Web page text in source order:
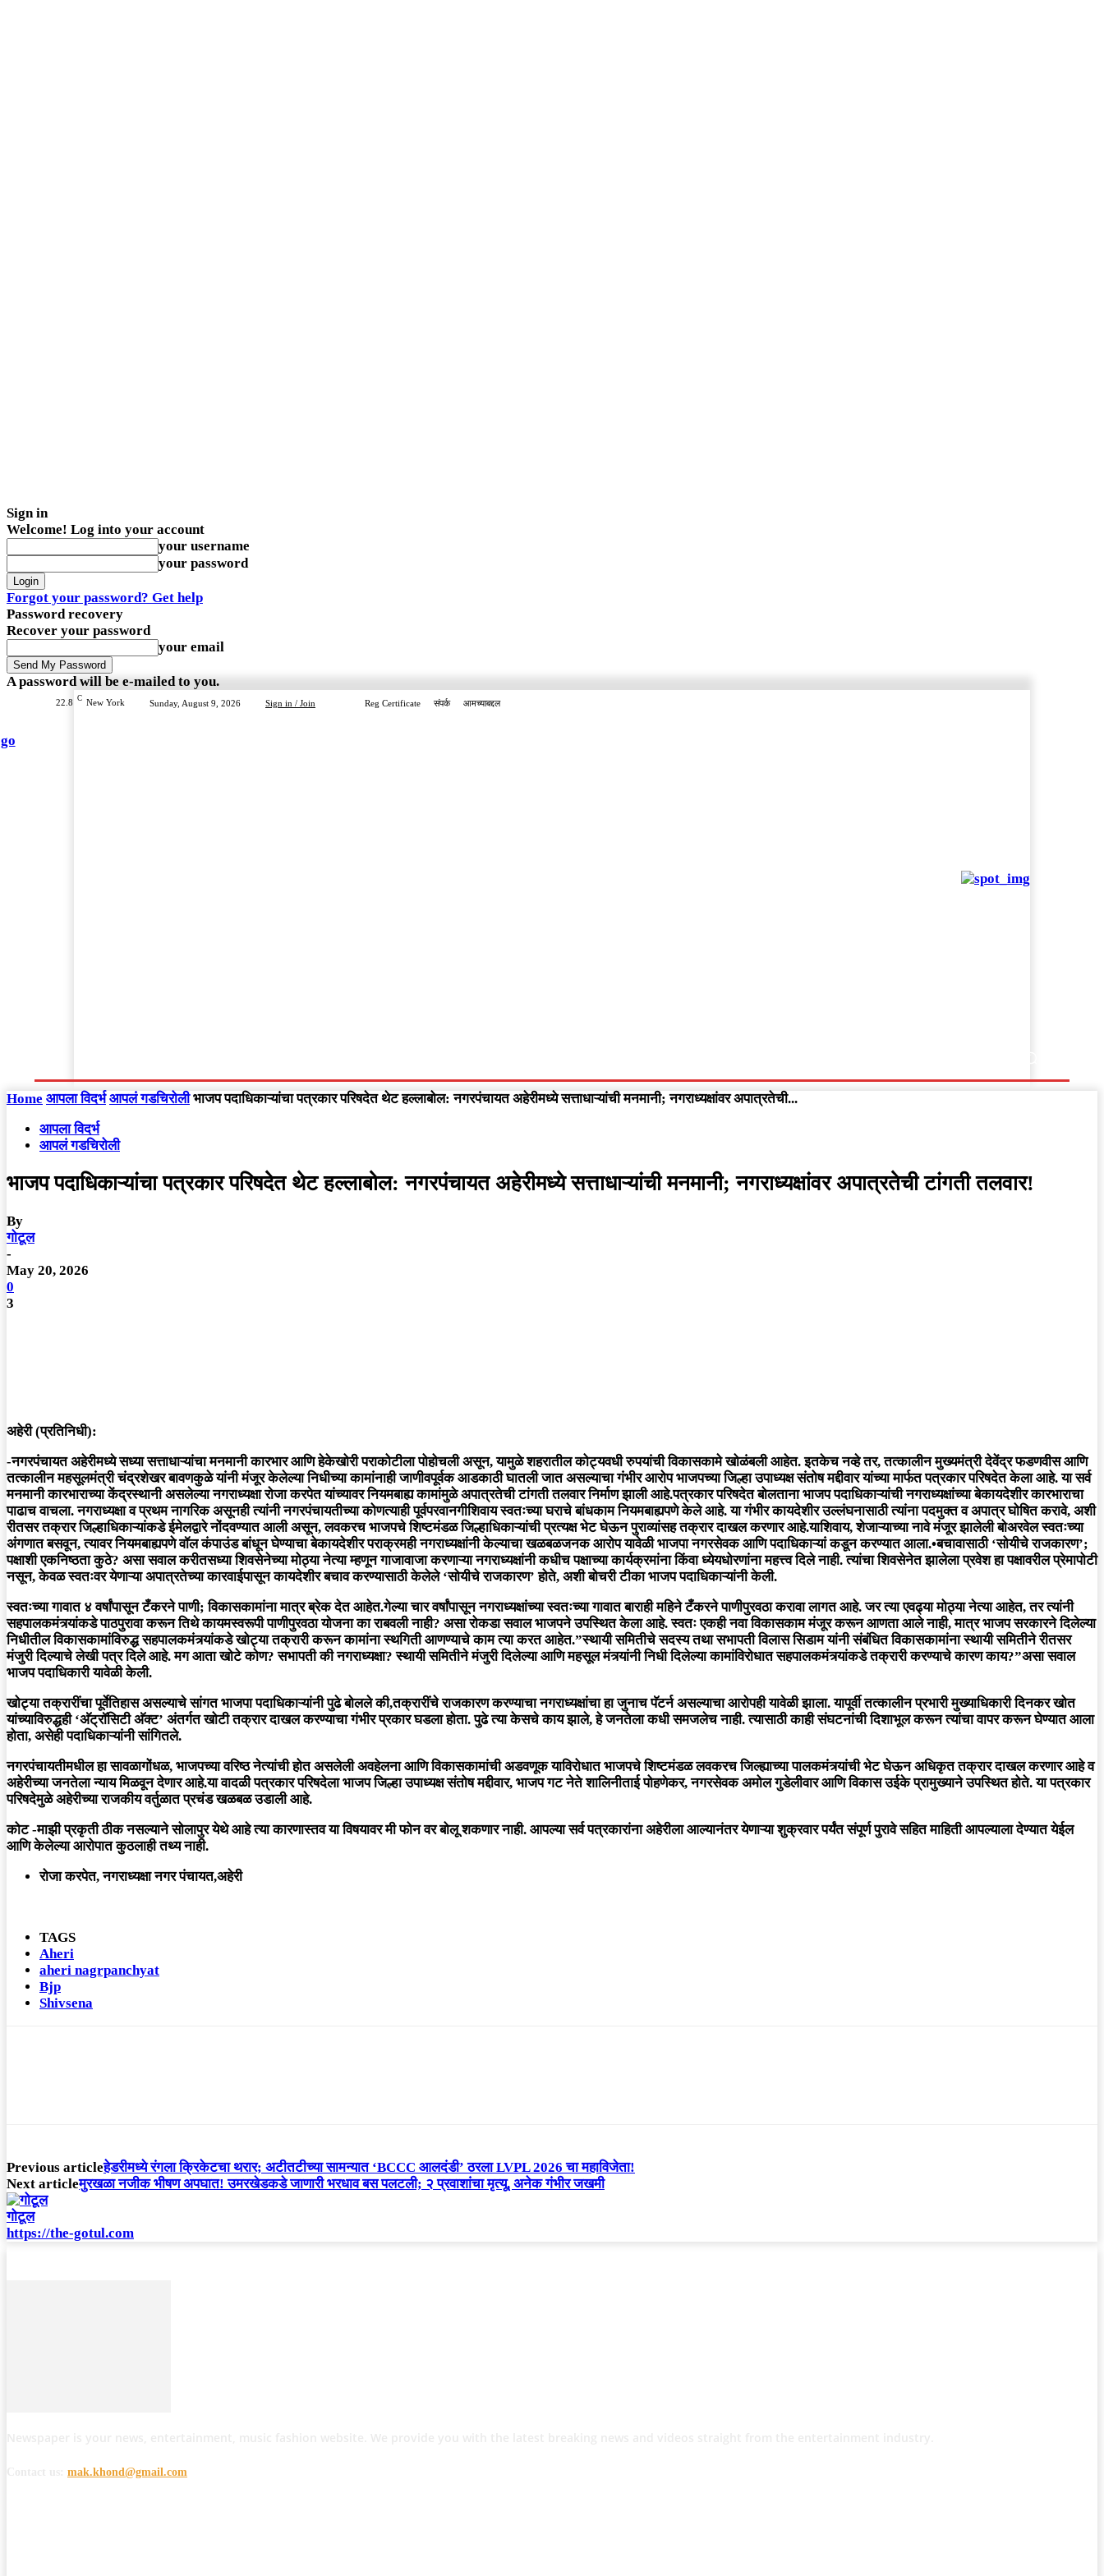
Sign in
Welcome! Log into your account
your username
your password
Forgot your password? Get help
Password recovery
Recover your password
your email
A password will be e-mailed to you.
22.8 C New York Sunday, August 9, 2026 Sign in / Join Reg Certificate संपर्क आमच्याबद्दल
Home आपला विदर्भ आपलं गडचिरोली भाजप पदाधिकाऱ्यांचा पत्रकार परिषदेत थेट हल्लाबोल: नगरपंचायत अहेरीमध्ये सत्ताधाऱ्यांची मनमानी; नगराध्यक्षांवर अपात्रतेची...
आपला विदर्भ
आपलं गडचिरोली
भाजप पदाधिकाऱ्यांचा पत्रकार परिषदेत थेट हल्लाबोल: नगरपंचायत अहेरीमध्ये सत्ताधाऱ्यांची मनमानी; नगराध्यक्षांवर अपात्रतेची टांगती तलवार!
By
गोटूल
-
May 20, 2026
0
3
अहेरी (प्रतिनिधी):
-नगरपंचायत अहेरीमध्ये सध्या सत्ताधाऱ्यांचा मनमानी कारभार आणि हेकेखोरी पराकोटीला पोहोचली असून, यामुळे शहरातील कोट्यवधी रुपयांची विकासकामे खोळंबली आहेत. इतकेच नव्हे तर, तत्कालीन मुख्यमंत्री देवेंद्र फडणवीस आणि
तत्कालीन महसूलमंत्री चंद्रशेखर बावणकुळे यांनी मंजूर केलेल्या निधीच्या कामांनाही जाणीवपूर्वक आडकाठी घातली जात असल्याचा गंभीर आरोप भाजपच्या जिल्हा उपाध्यक्ष संतोष मद्दीवार यांच्या मार्फत पत्रकार परिषदेत केला आहे. या सर्व
मनमानी कारभाराच्या केंद्रस्थानी असलेल्या नगराध्यक्षा रोजा करपेत यांच्यावर नियमबाह्य कामांमुळे अपात्रतेची टांगती तलवार निर्माण झाली आहे.पत्रकार परिषदेत बोलताना भाजप पदाधिकाऱ्यांची नगराध्यक्षांच्या बेकायदेशीर कारभाराचा
पाढाच वाचला. नगराध्यक्षा व प्रथम नागरिक असूनही त्यांनी नगरपंचायतीच्या कोणत्याही पूर्वपरवानगीशिवाय स्वतःच्या घराचे बांधकाम नियमबाह्यपणे केले आहे. या गंभीर कायदेशीर उल्लंघनासाठी त्यांना पदमुक्त व अपात्र घोषित करावे, अशी
रीतसर तक्रार जिल्हाधिकाऱ्यांकडे ईमेलद्वारे नोंदवण्यात आली असून, लवकरच भाजपचे शिष्टमंडळ जिल्हाधिकाऱ्यांची प्रत्यक्ष भेट घेऊन पुराव्यांसह तक्रार दाखल करणार आहे.याशिवाय, शेजाऱ्याच्या नावे मंजूर झालेली बोअरवेल स्वतःच्या
अंगणात बसवून, त्यावर नियमबाह्यपणे वॉल कंपाउंड बांधून घेण्याचा बेकायदेशीर पराक्रमही नगराध्यक्षांनी केल्याचा खळबळजनक आरोप यावेळी भाजपा नगरसेवक आणि पदाधिकाऱ्यां कडून करण्यात आला.•बचावासाठी ‘सोयीचे राजकारण’;
पक्षाशी एकनिष्ठता कुठे? असा सवाल करीतसध्या शिवसेनेच्या मोठ्या नेत्या म्हणून गाजावाजा करणाऱ्या नगराध्यक्षांनी कधीच पक्षाच्या कार्यक्रमांना किंवा ध्येयधोरणांना महत्त्व दिले नाही. त्यांचा शिवसेनेत झालेला प्रवेश हा पक्षावरील प्रेमापोटी
नसून, केवळ स्वतःवर येणाऱ्या अपात्रतेच्या कारवाईपासून कायदेशीर बचाव करण्यासाठी केलेले ‘सोयीचे राजकारण’ होते, अशी बोचरी टीका भाजप पदाधिकाऱ्यांनी केली.
स्वतःच्या गावात ४ वर्षांपासून टँकरने पाणी; विकासकामांना मात्र ब्रेक देत आहेत.गेल्या चार वर्षांपासून नगराध्यक्षांच्या स्वतःच्या गावात बाराही महिने टँकरने पाणीपुरवठा करावा लागत आहे. जर त्या एवढ्या मोठ्या नेत्या आहेत, तर त्यांनी
सहपालकमंत्र्यांकडे पाठपुरावा करून तिथे कायमस्वरूपी पाणीपुरवठा योजना का राबवली नाही? असा रोकडा सवाल भाजपने उपस्थित केला आहे. स्वतः एकही नवा विकासकाम मंजूर करून आणता आले नाही, मात्र भाजप सरकारने दिलेल्या
निधीतील विकासकामांविरुद्ध सहपालकमंत्र्यांकडे खोट्या तक्रारी करून कामांना स्थगिती आणण्याचे काम त्या करत आहेत.”स्थायी समितीचे सदस्य तथा सभापती विलास सिडाम यांनी संबंधित विकासकामांना स्थायी समितीने रीतसर
मंजुरी दिल्याचे लेखी पत्र दिले आहे. मग आता खोटे कोण? सभापती की नगराध्यक्षा? स्थायी समितीने मंजुरी दिलेल्या आणि महसूल मंत्र्यांनी निधी दिलेल्या कामांविरोधात सहपालकमंत्र्यांकडे तक्रारी करण्याचे कारण काय?”असा सवाल
भाजप पदाधिकारी यावेळी केली.
खोट्या तक्रारींचा पूर्वेतिहास असल्याचे सांगत भाजपा पदाधिकाऱ्यांनी पुढे बोलले की,तक्रारींचे राजकारण करण्याचा नगराध्यक्षांचा हा जुनाच पॅटर्न असल्याचा आरोपही यावेळी झाला. यापूर्वी तत्कालीन प्रभारी मुख्याधिकारी दिनकर खोत
यांच्याविरुद्धही ‘अ‍ॅट्रॉसिटी अ‍ॅक्ट’ अंतर्गत खोटी तक्रार दाखल करण्याचा गंभीर प्रकार घडला होता. पुढे त्या केसचे काय झाले, हे जनतेला कधी समजलेच नाही. त्यासाठी काही संघटनांची दिशाभूल करून त्यांचा वापर करून घेण्यात आला
होता, असेही पदाधिकाऱ्यांनी सांगितले.
नगरपंचायतीमधील हा सावळागोंधळ, भाजपच्या वरिष्ठ नेत्यांची होत असलेली अवहेलना आणि विकासकामांची अडवणूक याविरोधात भाजपचे शिष्टमंडळ लवकरच जिल्ह्याच्या पालकमंत्र्यांची भेट घेऊन अधिकृत तक्रार दाखल करणार आहे व
अहेरीच्या जनतेला न्याय मिळवून देणार आहे.या वादळी पत्रकार परिषदेला भाजप जिल्हा उपाध्यक्ष संतोष मद्दीवार, भाजप गट नेते शालिनीताई पोहणेकर, नगरसेवक अमोल गुडेलीवार आणि विकास उईके प्रामुख्याने उपस्थित होते. या पत्रकार
परिषदेमुळे अहेरीच्या राजकीय वर्तुळात प्रचंड खळबळ उडाली आहे.
कोट -माझी प्रकृती ठीक नसल्याने सोलापुर येथे आहे त्या कारणास्तव या विषयावर मी फोन वर बोलू शकणार नाही. आपल्या सर्व पत्रकारांना अहेरीला आल्यानंतर येणाऱ्या शुक्रवार पर्यंत संपूर्ण पुरावे सहित माहिती आपल्याला देण्यात येईल
आणि केलेल्या आरोपात कुठलाही तथ्य नाही.
रोजा करपेत, नगराध्यक्षा नगर पंचायत,अहेरी
TAGS
Aheri
aheri nagrpanchyat
Bjp
Shivsena
Previous articleहेडरीमध्ये रंगला क्रिकेटचा थरार; अटीतटीच्या सामन्यात ‘BCCC आलदंडी’ ठरला LVPL 2026 चा महाविजेता!
Next articleमुरखळा नजीक भीषण अपघात! उमरखेडकडे जाणारी भरधाव बस पलटली; २ प्रवाशांचा मृत्यू, अनेक गंभीर जखमी
गोटूल
https://the-gotul.com
mak.khond@gmail.com